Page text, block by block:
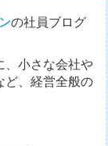
の社員ブログ
、小さな会社や
ど、経営全般の